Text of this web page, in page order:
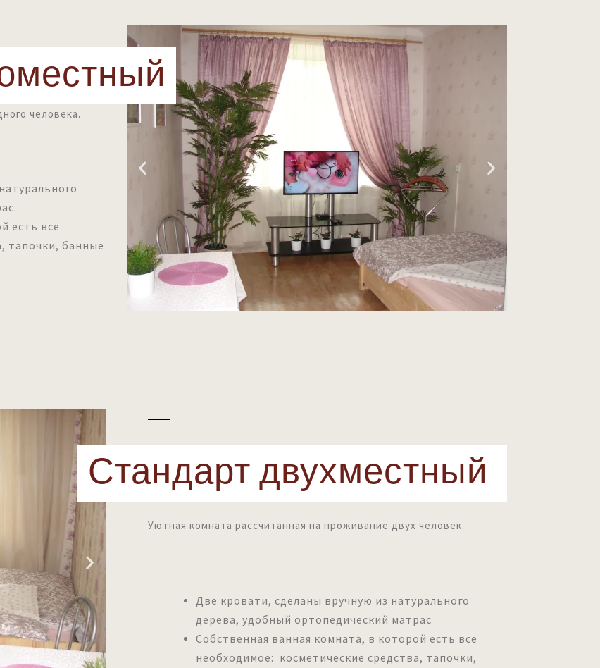
человека.
есть все
тапочки, банные
Стандарт двухместный
Уютная комната рассчитанная на проживание двух человек.
Две кровати, сделаны вручную из натурального
дерева, удобный ортопедический матрас
Собственная ванная комната, в которой есть все
необходимое: косметические средства, тапочки,